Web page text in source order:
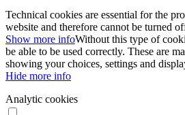
Technical cookies are essential for the
website and therefore cannot be turned
Show more infoWithout this type of
be able to be used correctly. These are
showing your choices, settings and
Hide more info
Analytic cookies